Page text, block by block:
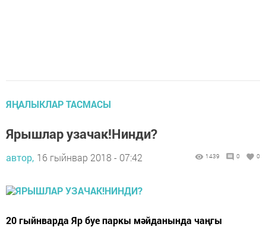
ЯҢАЛЫКЛАР ТАСМАСЫ
Ярышлар узачак!Нинди?
автор, 16 гыйнвар 2018 - 07:42 1439 0 0
20 гыйн­вар­да Яр буе пар­кы мәй­да­нын­да чаңгы